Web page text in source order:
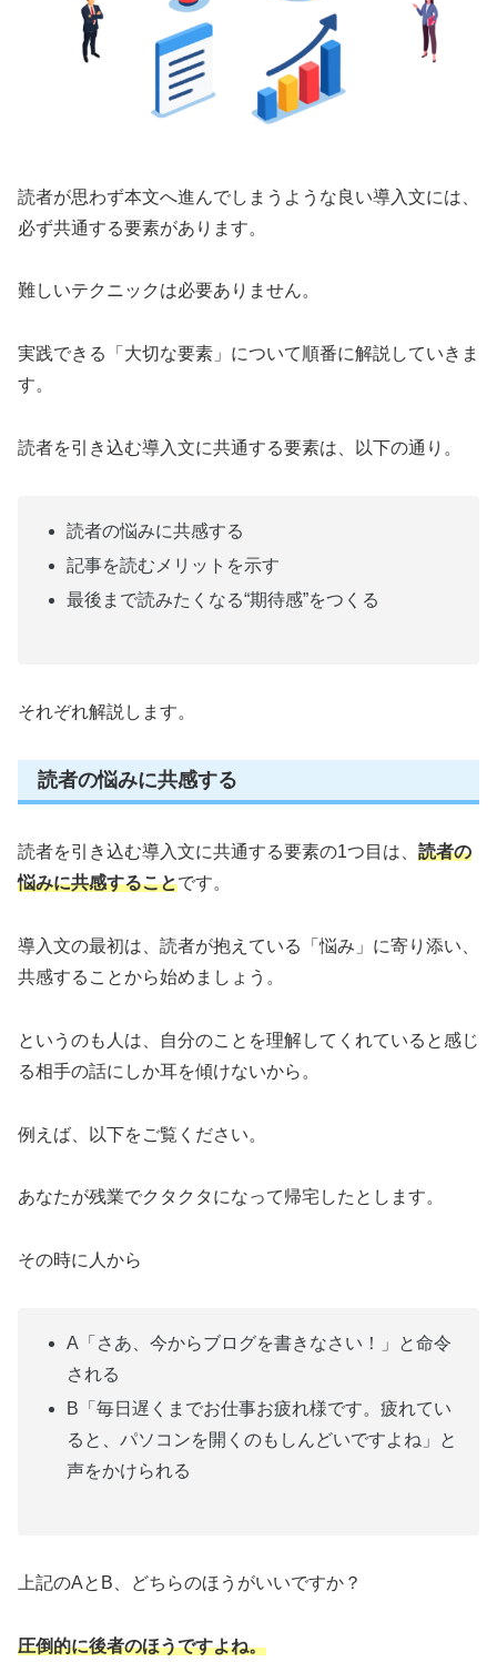
読者が思わず本文へ進んでしまうような良い導入文には、
必ず共通する要素があります。
難しいテクニックは必要ありません。
実践できる「大切な要素」について順番に解説していきま
す。
読者を引き込む導入文に共通する要素は、以下の通り。
読者の悩みに共感する
記事を読むメリットを示す
最後まで読みたくなる“期待感”をつくる
それぞれ解説します。
読者の悩みに共感する
読者を引き込む導入文に共通する要素の1つ目は、 読者の
悩みに共感することです。
導入文の最初は、読者が抱えている「悩み」に寄り添い、
共感することから始めましょう。
というのも人は、自分のことを理解してくれていると感じ
る相手の話にしか耳を傾けないから。
例えば、以下をご覧ください。
あなたが残業でクタクタになって帰宅したとします。
その時に人から
A「さあ、今からブログを書きなさい！」と命令
される
B「毎日遅くまでお仕事お疲れ様です。疲れてい
ると、パソコンを開くのもしんどいですよね」と
声をかけられる
上記のAとB、どちらのほうがいいですか？
圧倒的に後者のほうですよね。